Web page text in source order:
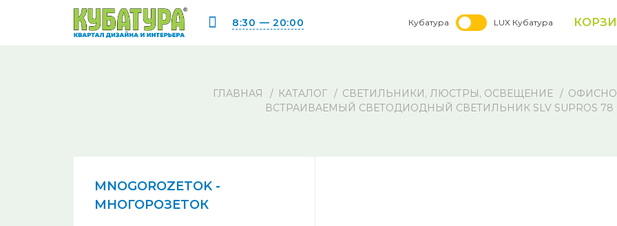
8:30 — 20:00 Кубатура LUX Кубатура
ГЛАВНАЯ КАТАЛОГ СВЕТИЛЬНИКИ, ЛЮСТРЫ, ОСВЕЩЕНИЕ
ВСТРАИВАЕМЫЙ СВЕТОДИОДНЫЙ СВЕТИЛЬНИК SLV SUPROS 78
MNOGOROZETOK -
МНОГОРОЗЕТОК